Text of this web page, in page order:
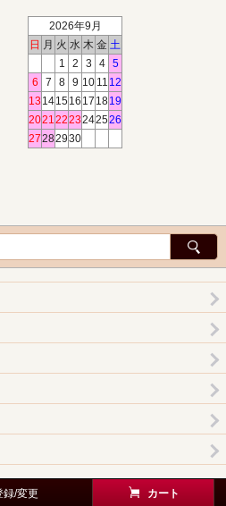
2026年9月
日 月 火 水 木 金 土
1
2 3 4
5
6
7 8 9 10 11 12
13 141516 17 1819
20212223242526
27282930
録/変更 カート